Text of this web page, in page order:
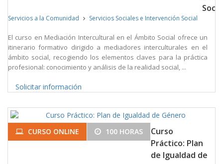
Servicios a la Comunidad Servicios Sociales e Intervención Social
El curso en Mediación Intercultural en el Ámbito Social ofrece un
itinerario formativo dirigido a mediadores interculturales en el
ámbito social, recogiendo los elementos claves para la práctica
profesional: conocimiento y análisis de la realidad social, ...
Solicitar información
CURSO ONLINE 100 HORAS
Curso
Práctico: Plan
de Igualdad de